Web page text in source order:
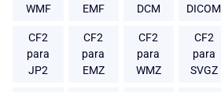
WMF
EMF
DCM
DICOM
CF2
para
JP2
CF2
para
EMZ
CF2
para
WMZ
CF2
para
SVGZ